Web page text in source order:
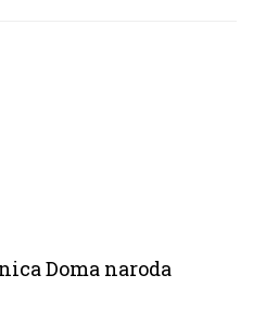
Doma naroda